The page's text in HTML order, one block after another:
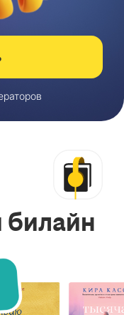
билайн